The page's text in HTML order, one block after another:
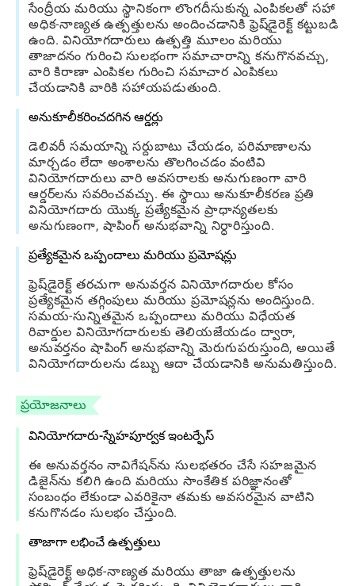
సేంద్రీయ మరియు స్థానికంగా లొంగదీసుకున్న ఎంపికలతో సహా
అధిక-నాణ్యత ఉత్పత్తులను అందించడానికి ఫ్రెష్‌డైరెక్ట్ కట్టుబడి
ఉంది. వినియోగదారులు ఉత్పత్తి మూలం మరియు
తాజాదనం గురించి సులభంగా సమాచారాన్ని కనుగొనవచ్చు,
వారి కిరాణా ఎంపికల గురించి సమాచార ఎంపికలు
చేయడానికి వారికి సహాయపడుతుంది.
అనుకూలీకరించదగిన ఆర్డర్లు
డెలివరీ సమయాన్ని సర్దుబాటు చేయడం, పరిమాణాలను
మార్చడం లేదా అంశాలను తొలగించడం వంటివి
వినియోగదారులు వారి అవసరాలకు అనుగుణంగా వారి
ఆర్డర్‌లను సవరించవచ్చు. ఈ స్థాయి అనుకూలీకరణ ప్రతి
వినియోగదారు యొక్క ప్రత్యేకమైన ప్రాధాన్యతలకు
అనుగుణంగా, షాపింగ్ అనుభవాన్ని నిర్ధారిస్తుంది.
ప్రత్యేకమైన ఒప్పందాలు మరియు ప్రమోషన్లు
ఫ్రెష్‌డైరెక్ట్ తరచుగా అనువర్తన వినియోగదారుల కోసం
ప్రత్యేకమైన తగ్గింపులు మరియు ప్రమోషన్లను అందిస్తుంది.
సమయ-సున్నితమైన ఒప్పందాలు మరియు విధేయత
రివార్డుల వినియోగదారులకు తెలియజేయడం ద్వారా,
అనువర్తనం షాపింగ్ అనుభవాన్ని మెరుగుపరుస్తుంది, అయితే
వినియోగదారులను డబ్బు ఆదా చేయడానికి అనుమతిస్తుంది.
ప్రయోజనాలు
వినియోగదారు-స్నేహపూర్వక ఇంటర్ఫేస్
ఈ అనువర్తనం నావిగేషన్‌ను సులభతరం చేసే సహజమైన
డిజైన్‌ను కలిగి ఉంది మరియు సాంకేతిక పరిజ్ఞానంతో
సంబంధం లేకుండా ఎవరికైనా తమకు అవసరమైన వాటిని
కనుగొనడం సులభం చేస్తుంది.
తాజాగా లభించే ఉత్పత్తులు
ఫ్రెష్‌డైరెక్ట్ అధిక-నాణ్యత మరియు తాజా ఉత్పత్తులను